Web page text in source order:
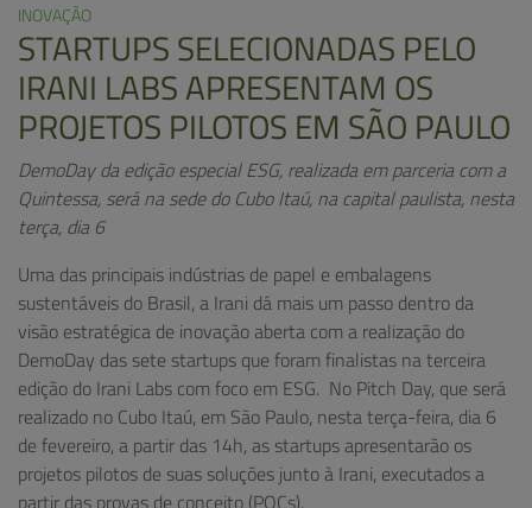
INOVAÇÃO
STARTUPS SELECIONADAS PELO
IRANI LABS APRESENTAM OS
PROJETOS PILOTOS EM SÃO PAULO
DemoDay da edição especial ESG, realizada em parceria com a
Quintessa, será na sede do Cubo Itaú, na capital paulista, nesta
terça, dia 6
Uma das principais indústrias de papel e embalagens
sustentáveis do Brasil, a Irani dá mais um passo dentro da
visão estratégica de inovação aberta com a realização do
DemoDay das sete startups que foram finalistas na terceira
edição do Irani Labs com foco em ESG. No Pitch Day, que será
realizado no Cubo Itaú, em São Paulo, nesta terça-feira, dia 6
de fevereiro, a partir das 14h, as startups apresentarão os
projetos pilotos de suas soluções junto à Irani, executados a
partir das provas de conceito (POCs).